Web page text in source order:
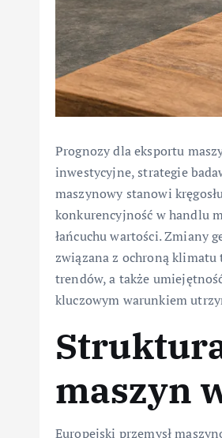
Prognozy dla eksportu
inwestycyjne, strategie
maszynowy stanowi
konkurencyjność w handlu
łańcuchu wartości. Zmiany
związana z ochroną
trendów, a także
kluczowym warunkiem
maszyn
Europejski przemysł